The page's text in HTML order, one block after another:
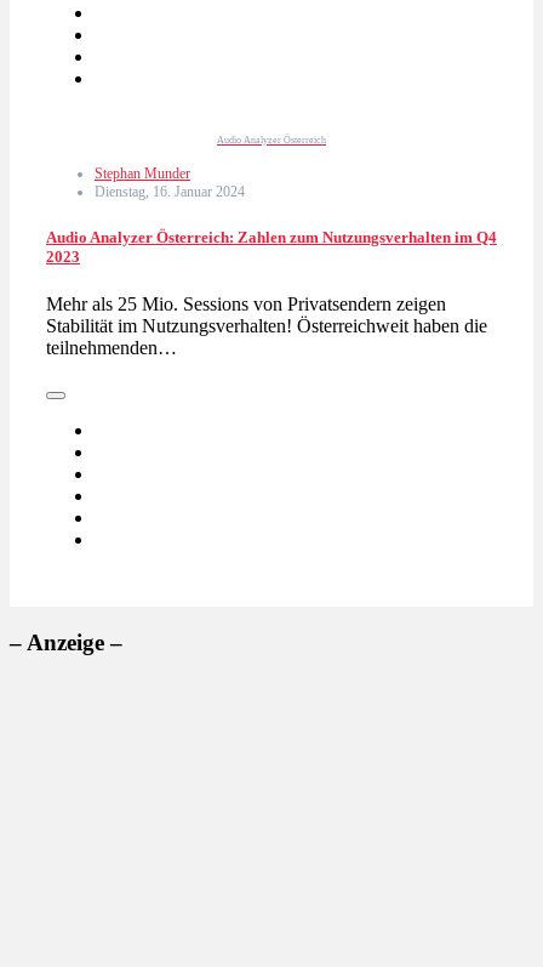
Audio Analyzer Österreich
Stephan Munder
Dienstag, 16. Januar 2024
Audio Analyzer Österreich: Zahlen zum Nutzungsverhalten im Q4
2023
Mehr als 25 Mio. Sessions von Privatsendern zeigen
Stabilität im Nutzungsverhalten! Österreichweit haben die
teilnehmenden…
– Anzeige –